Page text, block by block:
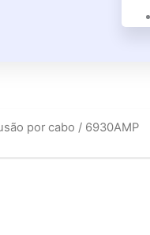
por cabo / 6930AMP